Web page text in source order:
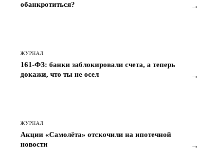
Wildberries: может ли такая большая компания
ЖУРНАЛ
161-ФЗ: банки заблокировали счета, а теперь
ЖУРНАЛ
Акции «Самолёта» отскочили на ипотечной